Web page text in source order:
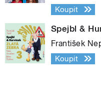
Koupit
Spejbl &
František
Koupit